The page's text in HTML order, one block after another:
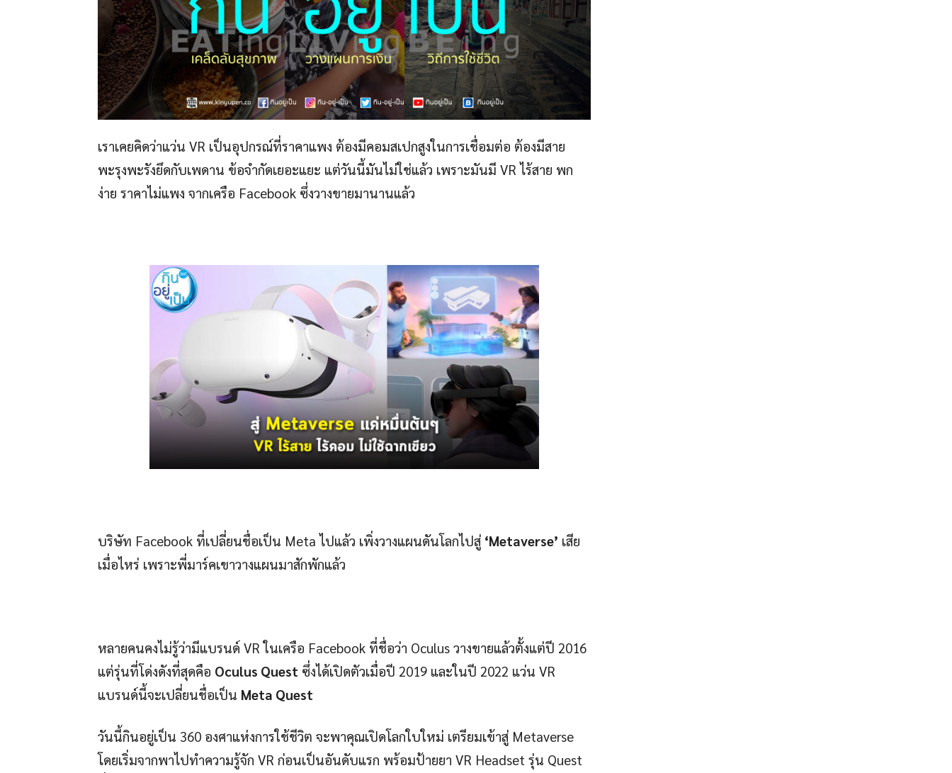
เราเคยคิดว่าแว่น VR เป็นอุปกรณ์ที่ราคาแพง ต้องมีคอมสเปกสูงในการเชื่อมต่อ ต้องมีสาย
พะรุงพะรังยึดกับเพดาน ข้อจำกัดเยอะแยะ แต่วันนี้มันไม่ใช่แล้ว เพราะมันมี VR ไร้สาย พก
ง่าย ราคาไม่แพง จากเครือ Facebook ซึ่งวางขายมานานแล้ว
บริษัท Facebook ที่เปลี่ยนชื่อเป็น Meta ไปแล้ว เพิ่งวางแผนดันโลกไปสู่ ‘Metaverse’ เสีย
เมื่อไหร่ เพราะพี่มาร์คเขาวางแผนมาสักพักแล้ว
หลายคนคงไม่รู้ว่ามีแบรนด์ VR ในเครือ Facebook ที่ชื่อว่า Oculus วางขายแล้วตั้งแต่ปี 2016
แต่รุ่นที่โด่งดังที่สุดคือ Oculus Quest ซึ่งได้เปิดตัวเมื่อปี 2019 และในปี 2022 แว่น VR
แบรนด์นี้จะเปลี่ยนชื่อเป็น Meta Quest
วันนี้กินอยู่เป็น 360 องศาแห่งการใช้ชีวิต จะพาคุณเปิดโลกใบใหม่ เตรียมเข้าสู่ Metaverse
โดยเริ่มจากพาไปทำความรู้จัก VR ก่อนเป็นอันดับแรก พร้อมป้ายยา VR Headset รุ่น Quest